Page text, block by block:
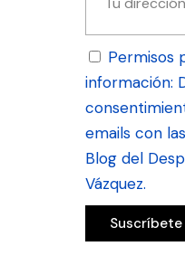
Permisos
información:
emails con
Blog del
Vázquez.